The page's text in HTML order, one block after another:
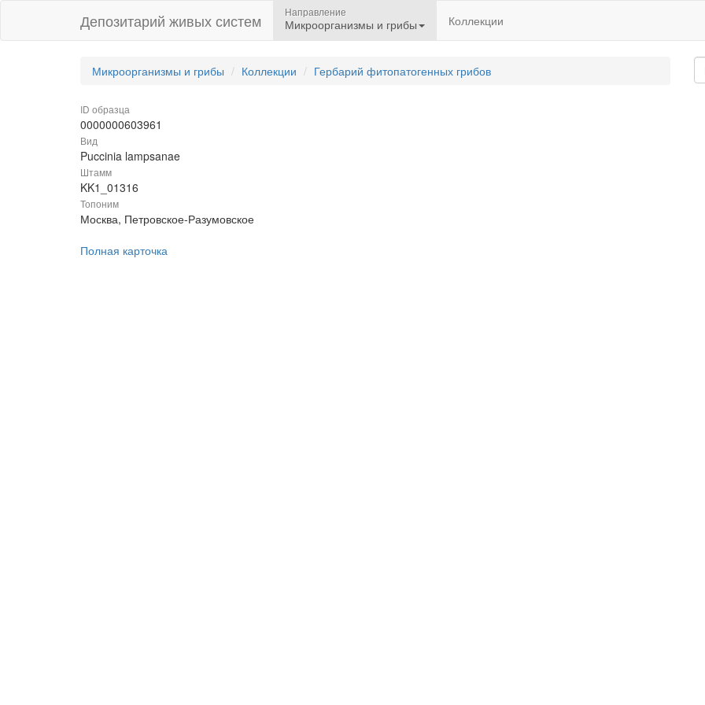
Депозитарий живых систем Направление
Микроорганизмы и грибы Коллекции
Микроорганизмы и грибы Коллекции Гербарий фитопатогенных грибов
ID образца
0000000603961
Вид
Puccinia lampsanae
Штамм
KK1_01316
Топоним
Москва, Петровское-Разумовское
Полная карточка